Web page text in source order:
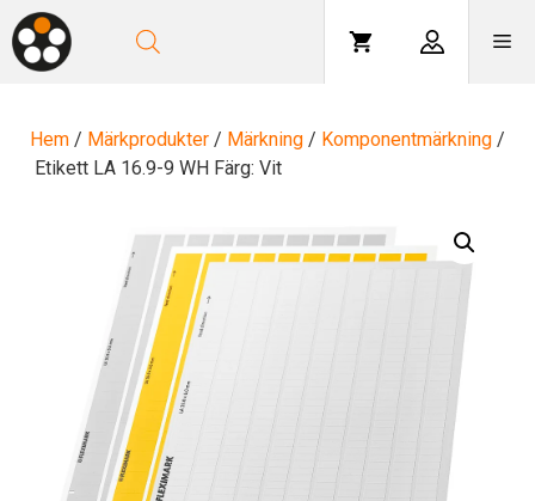
Hoppa
till
innehåll
Hem / Märkprodukter / Märkning / Komponentmärkning /
Etikett LA 16.9-9 WH Färg: Vit